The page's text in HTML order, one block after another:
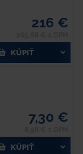
216 €
KÚPIŤ
7,30 €
KÚPIŤ